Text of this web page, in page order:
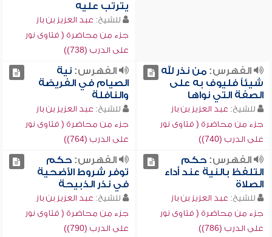
يترتب عليه
للشيخ: عبد العزيز بن باز
جزء من محاضرة ( فتاوى نور
على الدرب (738))
الفهرس:من نذر لله
شيئاً فليوف به على
الصفة التي نواها
للشيخ: عبد العزيز بن باز
جزء من محاضرة ( فتاوى نور
على الدرب (740))
الفهرس:نية
الصيام في الفريضة
والنافلة
للشيخ: عبد العزيز بن باز
جزء من محاضرة ( فتاوى نور
على الدرب (764))
الفهرس:حكم
التلفظ بالنية عند أداء
الصلاة
للشيخ: عبد العزيز بن باز
جزء من محاضرة ( فتاوى نور
على الدرب (786))
الفهرس:حكم
توفر شروط الأضحية
في نذر الذبيحة
للشيخ: عبد العزيز بن باز
جزء من محاضرة ( فتاوى نور
على الدرب (790))